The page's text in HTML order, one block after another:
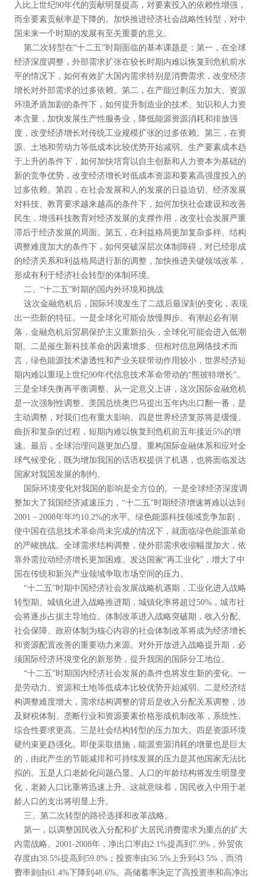
入比上世纪90年代的贡献明显提高，对要素投入的依赖性增强，
而全要素贡献率是下降的。加快推进经济社会战略性转型，对中
国未来一个时期的发展有至关重要的意义。
第二次转型在“十二五”时期面临的基本课题是：第一，在全球
经济深度调整，外部需求扩张在较长时期内难以恢复到危机前水
平的情况下，如何有效扩大国内需求特别是消费需求，改变经济
增长对外部需求的过多依赖。第二，在产能过剩压力加大、资源
环境矛盾加剧的条件下，如何提升制造业的技术、知识和人力资
本含量，加快发展生产性服务业，降低能源资源消耗和排放强
度，改变经济增长对传统工业规模扩张的过多依赖。第三，在资
源、土地和劳动力等低成本比较优势开始减弱、生产要素成本趋
于上升的条件下，如何加快培育以自主创新和人力资本为基础的
新的竞争优势，改变经济增长对低成本资源和要素高强度投入的
过多依赖。第四，在社会发展和人的发展的日益迫切、经济发展
对科技、教育要求越来越高的条件下，如何加快社会建设和改善
民生，增强科技教育对经济发展的支撑作用，改变社会发展严重
滞后于经济发展的局面。第五，在利益格局更加复杂多样、结构
调整难度加大的条件下，如何突破深层次体制障碍，对已经形成
的经济关系和利益格局进行新的调整，加快推进关键领域改革，
形成有利于经济社会转型的体制环境。
二、“十二五”时期的国内外环境和挑战
这次金融危机后，国际环境发生了二战后最深刻的变化，表现
出一些新的特征。一是全球化可能会放慢脚步。有潮起必有潮
落，金融危机后贸易保护主义重新抬头，全球化可能会进入低潮
期。二是催生新科技革命的因素增多。但相对信息网络技术而
言，绿色能源技术渗透性和产业关联带动作用较小，世界经济短
期内难以重现上世纪90年代信息技术革命带动的“熊彼特增长”。
三是全球失衡再平衡调整。从一定意义上讲，这次国际金融危机
是一次强制性调整。美国总统奥巴马提出五年内出口翻一番，是
主动调整，对我们也有重大影响。四是世界经济复苏将是缓慢、
曲折和复杂的过程，短期内难以恢复到危机前五年接近5%的增
速。最后，全球治理问题更加凸显。重构国际金融体系和应对全
球气候变化，既为增加我国的话语权提供了机遇，也将面临发达
国家对我国发展的制约。
国际环境变化对我国的影响是全方位的。一是全球经济深度调
整加大了我国经济减速压力，“十二五”时期经济增速将难以达到
2001－2008年年均10.2%的水平。绿色能源科技领域竞争加剧，
使中国在信息技术革命尚未完成的情况下，就面临绿色能源革命
的严峻挑战。全球需求结构调整，使外部需求收缩幅度加大，依
靠外需拉动经济增长更加困难。发达国家“再工业化”，增大了中
国在传统和新兴产业领域争取市场空间的压力。
“十二五”时期中国经济社会发展战略机遇期，工业化进入战略
转型期。城镇化进入战略推进期，城镇化率将超过50%，城市社
会将逐步占据主导地位。体制改革进入战略突破期，收入分配、
社会保障、政府体制为核心内容的社会体制改革将成为经济增长
和资源配置改善的重要动力来源。对外开放进入战略提升期，必
须国际经济环境变化的新形势，提升我国的国际分工地位。
“十二五”时期国内经济社会发展的条件也将发生新的变化。一
是劳动力、资源和土地等低成本比较优势开始减弱。二是经济结
构调整难度增大，需求结构调整的背后是收入分配关系调整，涉
及财税体制、垄断行业和资源要素价格形成机制改革，系统性、
综合性要求更高。三是社会结构转型的压力加大。四是资源环境
硬约束更趋强化。即使采取措施，能源资源消耗的增量也是巨大
的，由此产生的节能减排和可持续发展的压力是其他国家无法比
拟的。五是人口老龄化问题凸显。人口的年龄结构将发生明显变
化，老龄人口比重将迅速上升。这就意味着，国民收入中用于老
龄人口的支出将明显上升。
三、第二次转型的路径选择和改革战略。
第一，以调整国民收入分配和扩大居民消费需求为重点的扩大
内需战略。2001-2008年，净出口率由2.1%提高到7.9%，外贸依
存度由38.5%提高到59.8%；投资率由36.5%上升到43.5%，而消
费率则由61.4%下降到48.6%。高储蓄率决定了高投资率和高净出